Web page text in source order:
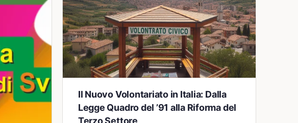
Il Nuovo Volontariato in Italia: Dalla
Legge Quadro del ’91 alla Riforma del
Terzo Settore